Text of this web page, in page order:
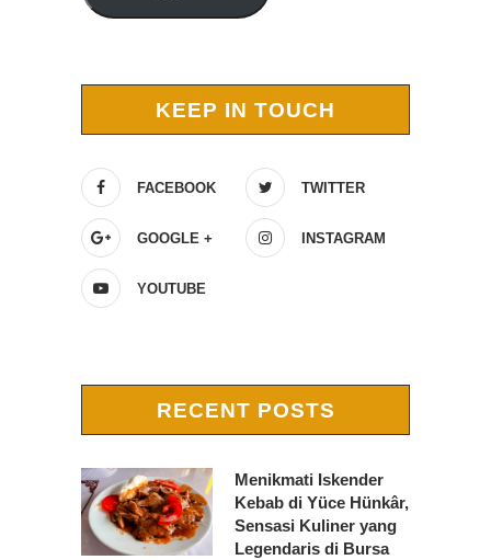
KEEP IN TOUCH
FACEBOOK TWITTER
GOOGLE + INSTAGRAM
YOUTUBE
RECENT POSTS
Menikmati Iskender
Kebab di Yüce Hünkâr,
Sensasi Kuliner yang
Legendaris di Bursa